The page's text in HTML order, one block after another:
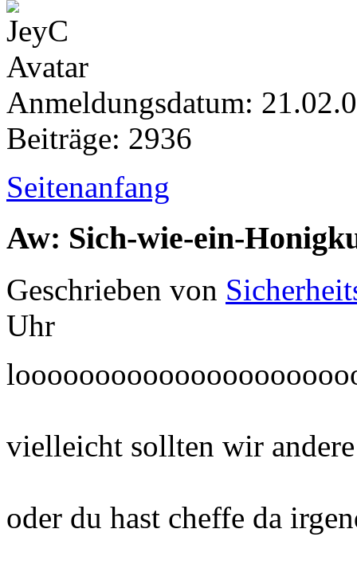
Anmeldungsdatum:
Beiträge: 2936
Seitenanfang
Aw: Sich-wie-ein-
Geschrieben von
Uhr
vielleicht sollten wir
oder du hast cheffe da